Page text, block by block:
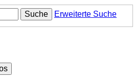
Suche
Erweiterte Suche